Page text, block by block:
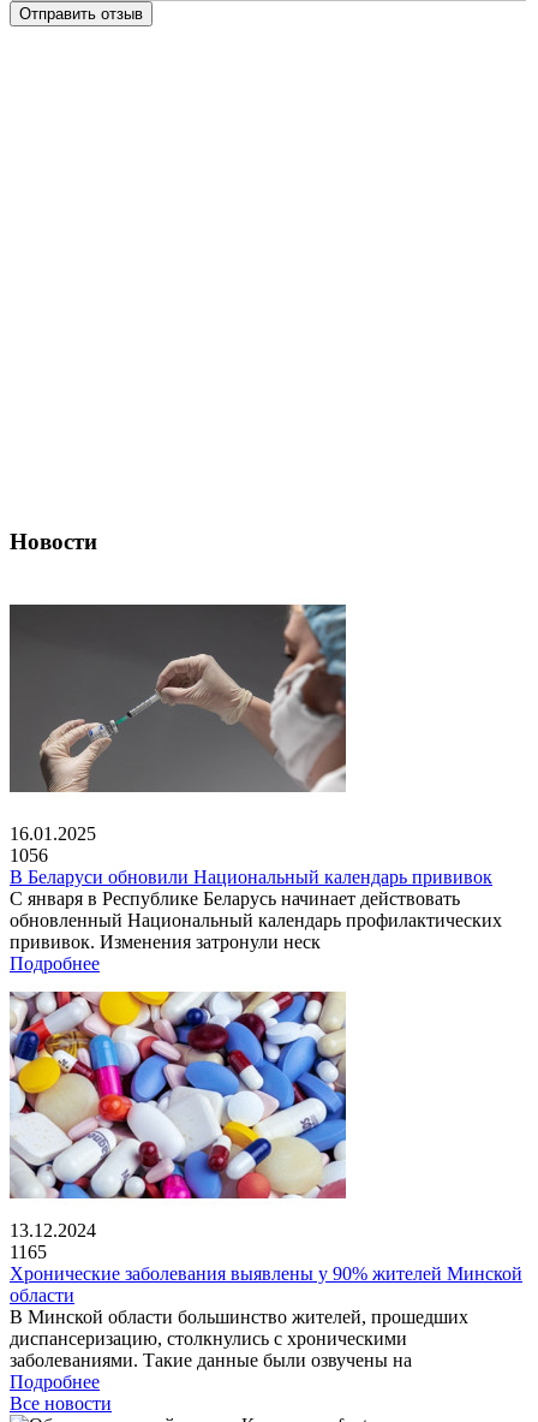
Отправить отзыв
Новости
16.01.2025
1056
В Беларуси обновили Национальный календарь прививок
С января в Республике Беларусь начинает действовать
обновленный Национальный календарь профилактических
прививок. Изменения затронули неск
Подробнее
13.12.2024
1165
Хронические заболевания выявлены у 90% жителей Минской
области
В Минской области большинство жителей, прошедших
диспансеризацию, столкнулись с хроническими
заболеваниями. Такие данные были озвучены на
Подробнее
Все новости